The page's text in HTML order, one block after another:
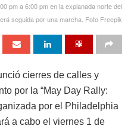
pm a 6:00 pm en la explanada norte del
seguida por una marcha. Foto Freepik
cierres de calles y
por la “May Day Rally:
por el Philadelphia
a cabo el viernes 1 de